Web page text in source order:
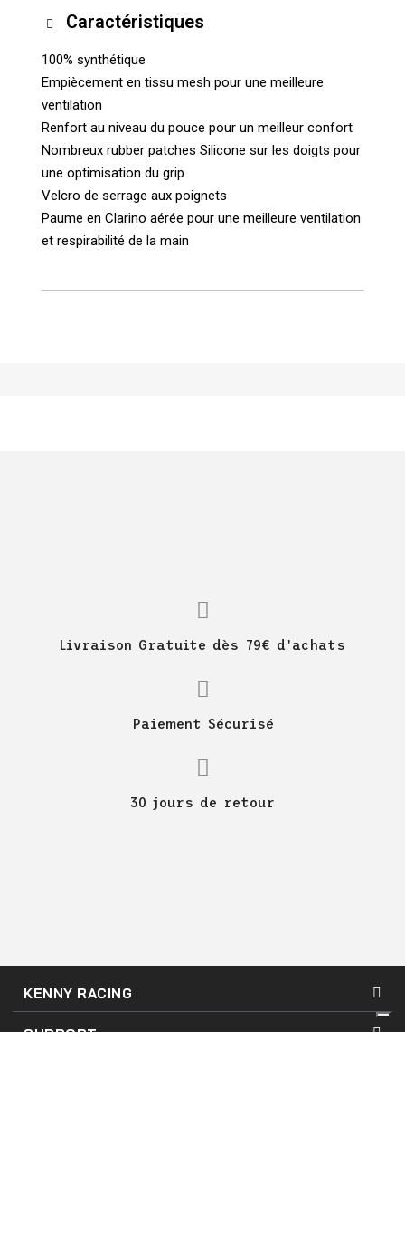
Caractéristiques
100% synthétique
Empiècement en tissu mesh pour une meilleure
ventilation
Renfort au niveau du pouce pour un meilleur confort
Nombreux rubber patches Silicone sur les doigts pour
une optimisation du grip
Velcro de serrage aux poignets
Paume en Clarino aérée pour une meilleure ventilation
et respirabilité de la main
Livraison Gratuite dès 79€ d'achats
Paiement Sécurisé
30 jours de retour
KENNY RACING
SUPPORT